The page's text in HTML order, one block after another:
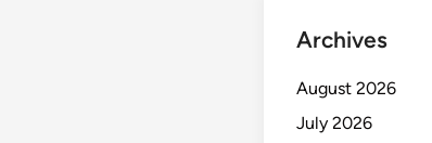
Archives
August 2026
July 2026